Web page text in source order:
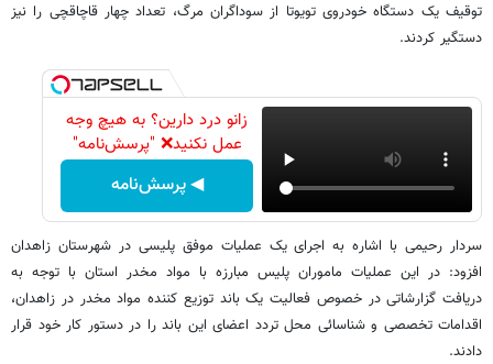
توقیف یک دستگاه خودروی تویوتا از سوداگران مرگ، تعداد چهار قاچاقچی را نیز
دستگیر کردند.
زانو درد دارین؟ به هیچ وجه
عمل نکنید❌ "پرسش‌نامه"
◀ پرسش‌نامه
سردار رحیمی با اشاره به اجرای یک عملیات موفق پلیسی در شهرستان زاهدان
افزود: در این عملیات ماموران پلیس مبارزه با مواد مخدر استان با توجه به
دریافت گزارشاتی در خصوص فعالیت یک باند توزیع کننده مواد مخدر در زاهدان،
اقدامات تخصصی و شناسائی محل تردد اعضای این باند را در دستور کار خود قرار
دادند.